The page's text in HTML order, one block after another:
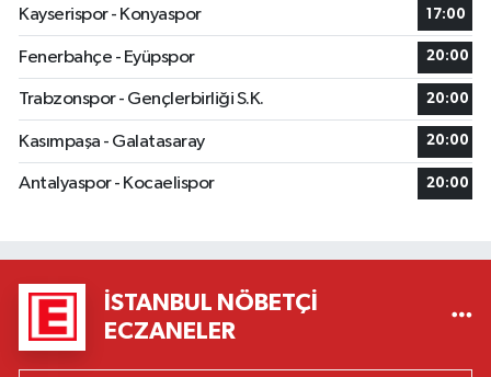
Kayserispor - Konyaspor
17:00
Fenerbahçe - Eyüpspor 20:00
Trabzonspor - Gençlerbirliği S.K. 20:00
Kasımpaşa - Galatasaray 20:00
Antalyaspor - Kocaelispor 20:00
İSTANBUL NÖBETÇI
ECZANELER